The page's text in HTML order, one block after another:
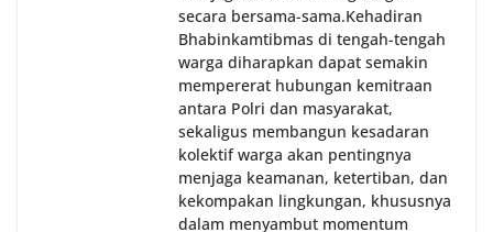
secara bersama-sama.‎‎Kehadiran
Bhabinkamtibmas di tengah-tengah
warga diharapkan dapat semakin
mempererat hubungan kemitraan
antara Polri dan masyarakat,
sekaligus membangun kesadaran
kolektif warga akan pentingnya
menjaga keamanan, ketertiban, dan
kekompakan lingkungan, khususnya
dalam menyambut momentum